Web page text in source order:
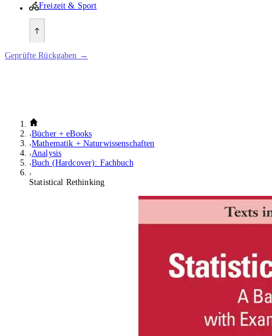
Freizeit & Sport
Geprüfte Rückgaben →
Bücher + eBooks
Mathematik + Naturwissenschaften
Analysis
Buch (Hardcover): Fachbuch
Statistical Rethinking